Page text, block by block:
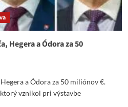
Hegera a Ódora za 50
a Ódora za 50 miliónov €.
vznikol pri výstavbe